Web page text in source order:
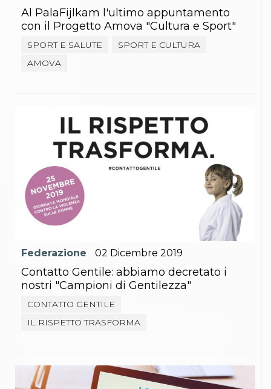
Al PalaFijlkam l'ultimo appuntamento
con il Progetto Amova "Cultura e Sport"
SPORT E SALUTE
SPORT E CULTURA
AMOVA
Federazione 02 Dicembre 2019
Contatto Gentile: abbiamo decretato i
nostri "Campioni di Gentilezza"
CONTATTO GENTILE
IL RISPETTO TRASFORMA